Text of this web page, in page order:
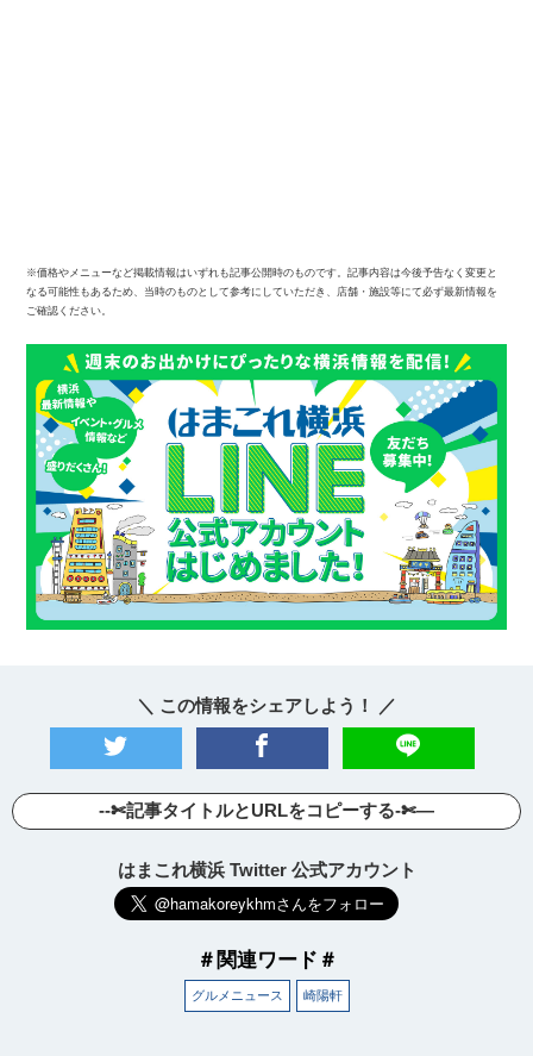
※価格やメニューなど掲載情報はいずれも記事公開時のものです。記事内容は今後予告なく変更と
なる可能性もあるため、当時のものとして参考にしていただき、店舗・施設等にて必ず最新情報を
ご確認ください。
＼ この情報をシェアしよう！ ／
--✄記事タイトルとURLをコピーする-✄—
はまこれ横浜 Twitter 公式アカウント
＃関連ワード＃
グルメニュース 崎陽軒